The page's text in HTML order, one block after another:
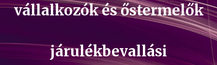
vállalkozók és őstermelők
járulékbevallási